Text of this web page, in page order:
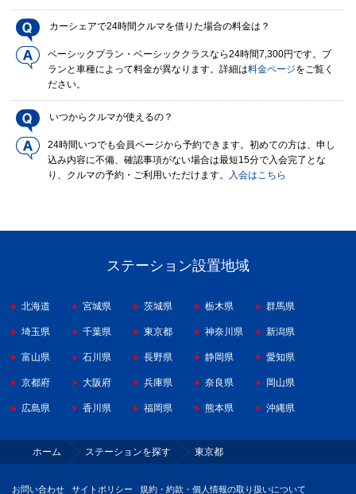
カーシェアで24時間クルマを借りた場合の料金は？
ベーシックプラン・ベーシッククラスなら24時間7,300円です。プ
ランと車種によって料金が異なります。詳細は料金ページをご覧く
ださい。
いつからクルマが使えるの？
24時間いつでも会員ページから予約できます。初めての方は、申し
込み内容に不備、確認事項がない場合は最短15分で入会完了とな
り、クルマの予約・ご利用いただけます。
入会はこちら
ステーション設置地域
北海道 宮城県 茨城県 栃木県 群馬県
埼玉県 千葉県 東京都 神奈川県 新潟県
富山県 石川県 長野県 静岡県 愛知県
京都府 大阪府 兵庫県 奈良県 岡山県
広島県 香川県 福岡県 熊本県 沖縄県
ホーム ステーションを探す 東京都
お問い合わせ サイトポリシー 規約・約款・個人情報の取り扱いについて